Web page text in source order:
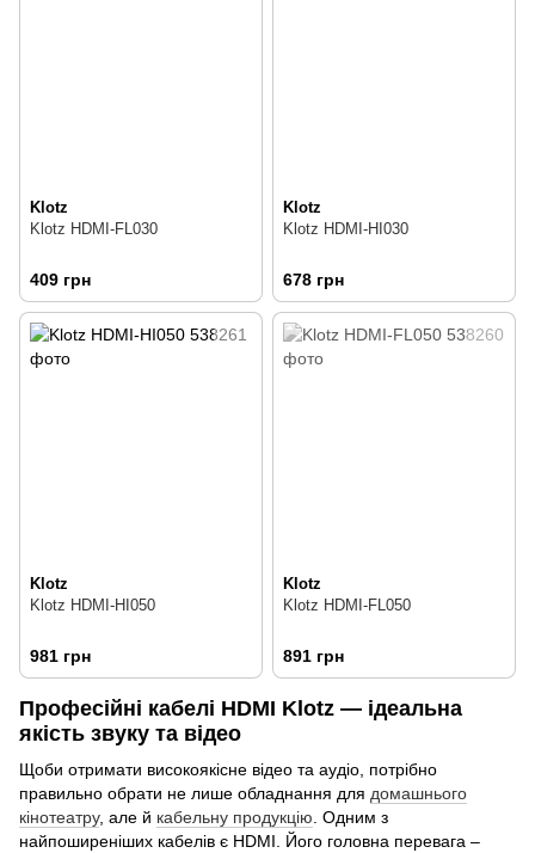
Klotz
Klotz HDMI-FL030
409 грн
Klotz
Klotz HDMI-HI030
678 грн
Klotz
Klotz HDMI-HI050
981 грн
Klotz
Klotz HDMI-FL050
891 грн
Професійні кабелі HDMI Klotz — ідеальна
якість звуку та відео
Щоби отримати високоякісне відео та аудіо, потрібно
правильно обрати не лише обладнання для домашнього
кінотеатру, але й кабельну продукцію . Одним з
найпоширеніших кабелів є HDMI. Його головна перевага –